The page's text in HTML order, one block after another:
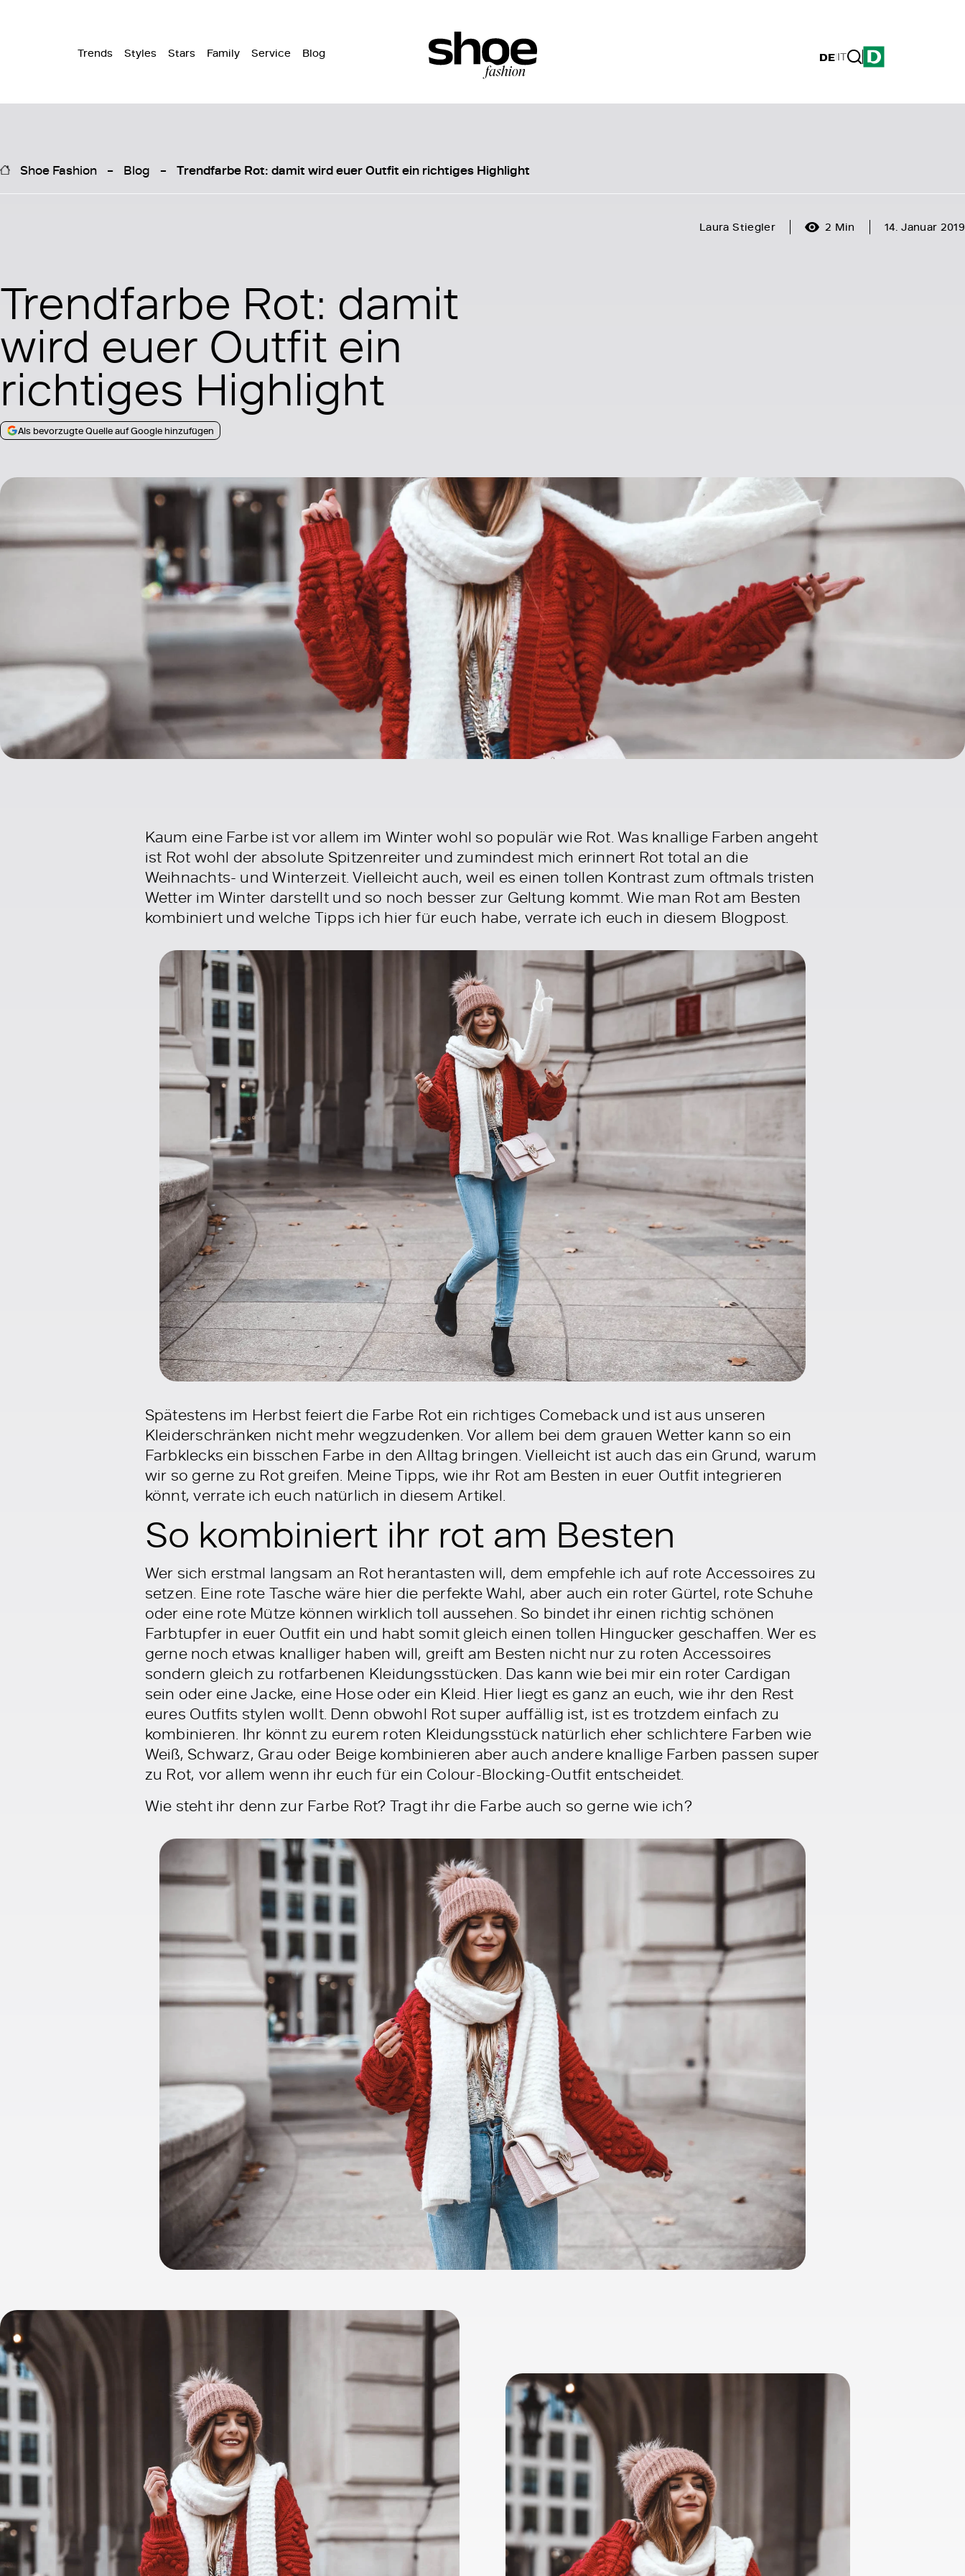
Trends Styles Stars Family Service Blog DE|IT
Shoe Fashion Blog Trendfarbe Rot: damit wird euer Outfit ein richtiges Highlight
Laura Stiegler 2 Min 14. Januar 2019
Trendfarbe Rot: damit
wird euer Outfit ein
richtiges Highlight
Als bevorzugte Quelle auf Google hinzufügen
Kaum eine Farbe ist vor allem im Winter wohl so populär wie Rot. Was knallige Farben angeht
ist Rot wohl der absolute Spitzenreiter und zumindest mich erinnert Rot total an die
Weihnachts- und Winterzeit. Vielleicht auch, weil es einen tollen Kontrast zum oftmals tristen
Wetter im Winter darstellt und so noch besser zur Geltung kommt. Wie man Rot am Besten
kombiniert und welche Tipps ich hier für euch habe, verrate ich euch in diesem Blogpost.
Spätestens im Herbst feiert die Farbe Rot ein richtiges Comeback und ist aus unseren
Kleiderschränken nicht mehr wegzudenken. Vor allem bei dem grauen Wetter kann so ein
Farbklecks ein bisschen Farbe in den Alltag bringen. Vielleicht ist auch das ein Grund, warum
wir so gerne zu Rot greifen. Meine Tipps, wie ihr Rot am Besten in euer Outfit integrieren
könnt, verrate ich euch natürlich in diesem Artikel.
So kombiniert ihr rot am Besten
Wer sich erstmal langsam an Rot herantasten will, dem empfehle ich auf rote Accessoires zu
setzen. Eine rote Tasche wäre hier die perfekte Wahl, aber auch ein roter Gürtel, rote Schuhe
oder eine rote Mütze können wirklich toll aussehen. So bindet ihr einen richtig schönen
Farbtupfer in euer Outfit ein und habt somit gleich einen tollen Hingucker geschaffen. Wer es
gerne noch etwas knalliger haben will, greift am Besten nicht nur zu roten Accessoires
sondern gleich zu rotfarbenen Kleidungsstücken. Das kann wie bei mir ein roter Cardigan
sein oder eine Jacke, eine Hose oder ein Kleid. Hier liegt es ganz an euch, wie ihr den Rest
eures Outfits stylen wollt. Denn obwohl Rot super auffällig ist, ist es trotzdem einfach zu
kombinieren. Ihr könnt zu eurem roten Kleidungsstück natürlich eher schlichtere Farben wie
Weiß, Schwarz, Grau oder Beige kombinieren aber auch andere knallige Farben passen super
zu Rot, vor allem wenn ihr euch für ein Colour-Blocking-Outfit entscheidet.
Wie steht ihr denn zur Farbe Rot? Tragt ihr die Farbe auch so gerne wie ich?